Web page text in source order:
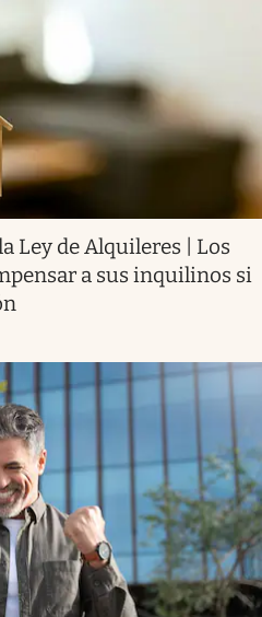
Ley de Alquileres | Los
a sus inquilinos si